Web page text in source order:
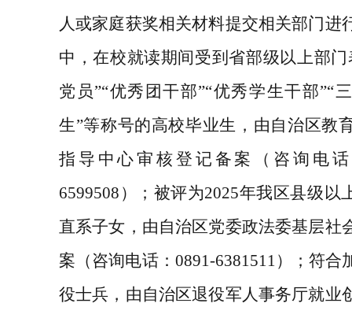
人或家庭获奖相关材料提交相关部门进
中，在校就读期间受到省部级以上部
党员”“优秀团干部”“优秀学生干部”“
生”等称号的高校毕业生，由自治区教
指导中心审核登记备案（咨询电
6599508 ）；被评为2025年我区县级以
直系子女，由自治区党委政法委基层社
案（咨询电话： 0891-6381511）；符合
役士兵，由自治区退役军人事务厅就业